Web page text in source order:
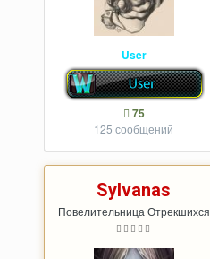
User
75
125 сообщений
Sylvanas
Повелительница Отрекшихся